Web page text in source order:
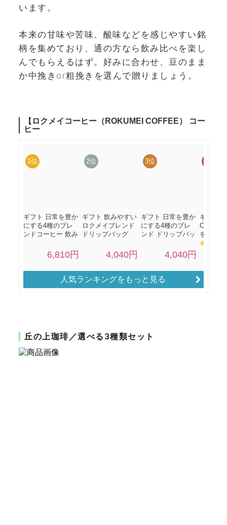
います。
本来の甘味や苦味、酸味などを感じやすい銘
柄を集めており、通の方なら飲み比べを楽し
んでもらえるはず。好みに合わせ、豆のまま
か中挽きor粗挽きを選んで贈りましょう。
人気ランキングをもっと見る
丘の上珈琲／選べる3種類セット